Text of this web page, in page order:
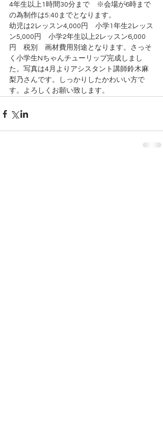
4年生以上1時間30分まで　※会場が6時まで
の為制作は5:40までとなります。
幼児は2レッスン4,000円　小学1年生2レッス
ン5,000円　小学2年生以上2レッスン6,000
円　税別　画材費用別途となります。さっそ
く小学生Nちゃんチューリップ完成しまし
た。写真は4月よりアシスタント講師鈴木麻
梨乃さんです。しっかりしたかわいい方で
す。よろしくお願い致します。